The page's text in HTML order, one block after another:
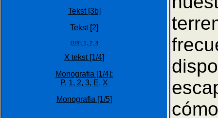
Tekst [3b]
Tekst [2]
[1/3]: 1, 2, 3
X tekst [1/4]
Monografia [1/4]:
P, 1, 2, 3, E, X
Monografia [1/5]